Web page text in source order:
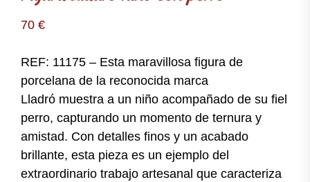
70 €
REF: 11175 – Esta maravillosa figura de
porcelana de la reconocida marca
Lladró muestra a un niño acompañado de su fiel
perro, capturando un momento de ternura y
amistad. Con detalles finos y un acabado
brillante, esta pieza es un ejemplo del
extraordinario trabajo artesanal que caracteriza